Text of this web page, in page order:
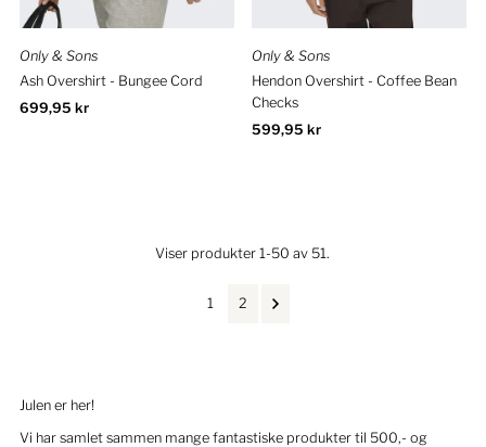
Only & Sons
Ash Overshirt - Bungee Cord
Ordinær
699,95 kr
Only & Sons
Hendon Overshirt - Coffee Bean
Checks
Ordinær
599,95 kr
Viser produkter 1-50 av 51.
1 2
Julen er her!
Vi har samlet sammen mange fantastiske produkter til 500,- og